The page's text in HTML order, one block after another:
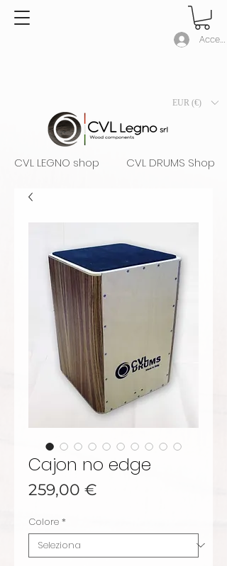
Accedi
EUR (€)
CVL LEGNO shop CVL DRUMS Shop
Cajon no edge
259,00 €
Colore *